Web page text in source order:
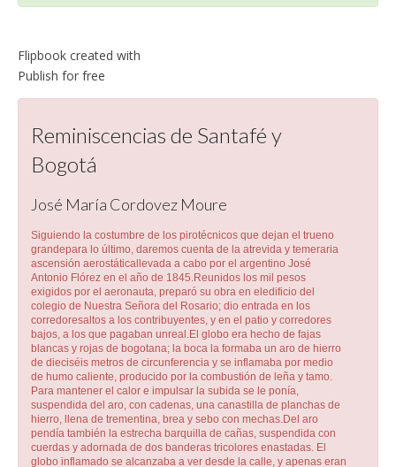
Flipbook created with
Publish for free
Reminiscencias de Santafé y
Bogotá
José María Cordovez Moure
Siguiendo la costumbre de los pirotécnicos que dejan el trueno
grandepara lo último, daremos cuenta de la atrevida y temeraria
ascensión aerostáticallevada a cabo por el argentino José
Antonio Flórez en el año de 1845.Reunidos los mil pesos
exigidos por el aeronauta, preparó su obra en eledificio del
colegio de Nuestra Señora del Rosario; dio entrada en los
corredoresaltos a los contribuyentes, y en el patio y corredores
bajos, a los que pagaban unreal.El globo era hecho de fajas
blancas y rojas de bogotana; la boca la formaba un aro de hierro
de dieciséis metros de circunferencia y se inflamaba por medio
de humo caliente, producido por la combustión de leña y tamo.
Para mantener el calor e impulsar la subida se le ponía,
suspendida del aro, con cadenas, una canastilla de planchas de
hierro, llena de trementina, brea y sebo con mechas.Del aro
pendía también la estrecha barquilla de cañas, suspendida con
cuerdas y adornada de dos banderas tricolores enastadas. El
globo inflamado se alcanzaba a ver desde la calle, y apenas eran